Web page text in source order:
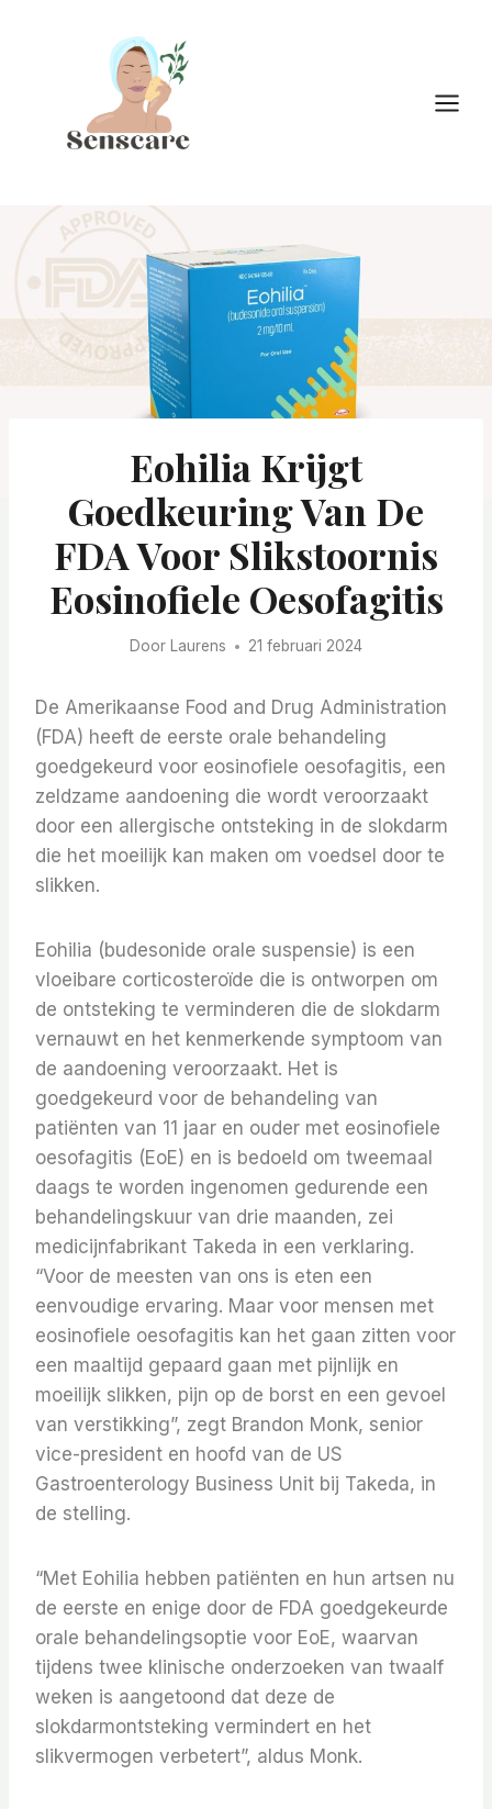
Eohilia Krijgt
Goedkeuring Van De
FDA Voor Slikstoornis
Eosinofiele Oesofagitis
Door Laurens 21 februari 2024
De Amerikaanse Food and Drug Administration
(FDA) heeft de eerste orale behandeling
goedgekeurd voor eosinofiele oesofagitis, een
zeldzame aandoening die wordt veroorzaakt
door een allergische ontsteking in de slokdarm
die het moeilijk kan maken om voedsel door te
slikken.
Eohilia (budesonide orale suspensie) is een
vloeibare corticosteroïde die is ontworpen om
de ontsteking te verminderen die de slokdarm
vernauwt en het kenmerkende symptoom van
de aandoening veroorzaakt. Het is
goedgekeurd voor de behandeling van
patiënten van 11 jaar en ouder met eosinofiele
oesofagitis (EoE) en is bedoeld om tweemaal
daags te worden ingenomen gedurende een
behandelingskuur van drie maanden, zei
medicijnfabrikant Takeda in een verklaring.
“Voor de meesten van ons is eten een
eenvoudige ervaring. Maar voor mensen met
eosinofiele oesofagitis kan het gaan zitten voor
een maaltijd gepaard gaan met pijnlijk en
moeilijk slikken, pijn op de borst en een gevoel
van verstikking”, zegt Brandon Monk, senior
vice-president en hoofd van de US
Gastroenterology Business Unit bij Takeda, in
de stelling.
“Met Eohilia hebben patiënten en hun artsen nu
de eerste en enige door de FDA goedgekeurde
orale behandelingsoptie voor EoE, waarvan
tijdens twee klinische onderzoeken van twaalf
weken is aangetoond dat deze de
slokdarmontsteking vermindert en het
slikvermogen verbetert”, aldus Monk.